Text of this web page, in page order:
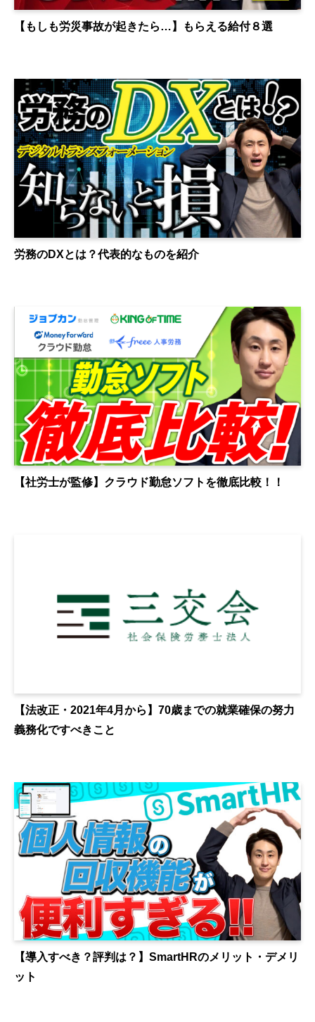
【もしも労災事故が起きたら…】もらえる給付８選
労務のDXとは？代表的なものを紹介
【社労士が監修】クラウド勤怠ソフトを徹底比較！！
【法改正・2021年4月から】70歳までの就業確保の努力
義務化ですべきこと
【導入すべき？評判は？】SmartHRのメリット・デメリ
ット